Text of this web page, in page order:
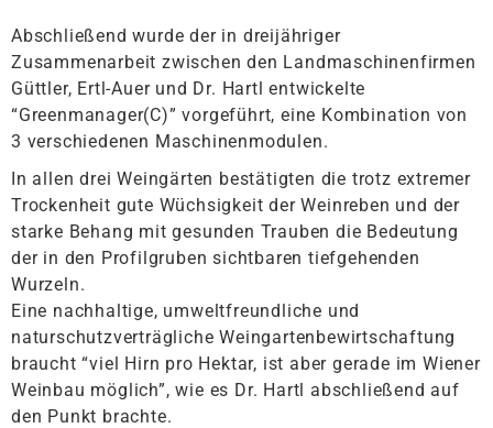
Abschließend wurde der in dreijähriger
Zusammenarbeit zwischen den Landmaschinenfirmen
Güttler, Ertl-Auer und Dr. Hartl entwickelte
“Greenmanager(C)” vorgeführt, eine Kombination von
3 verschiedenen Maschinenmodulen.
In allen drei Weingärten bestätigten die trotz extremer
Trockenheit gute Wüchsigkeit der Weinreben und der
starke Behang mit gesunden Trauben die Bedeutung
der in den Profilgruben sichtbaren tiefgehenden
Wurzeln.
Eine nachhaltige, umweltfreundliche und
naturschutzverträgliche Weingartenbewirtschaftung
braucht “viel Hirn pro Hektar, ist aber gerade im Wiener
Weinbau möglich”, wie es Dr. Hartl abschließend auf
den Punkt brachte.